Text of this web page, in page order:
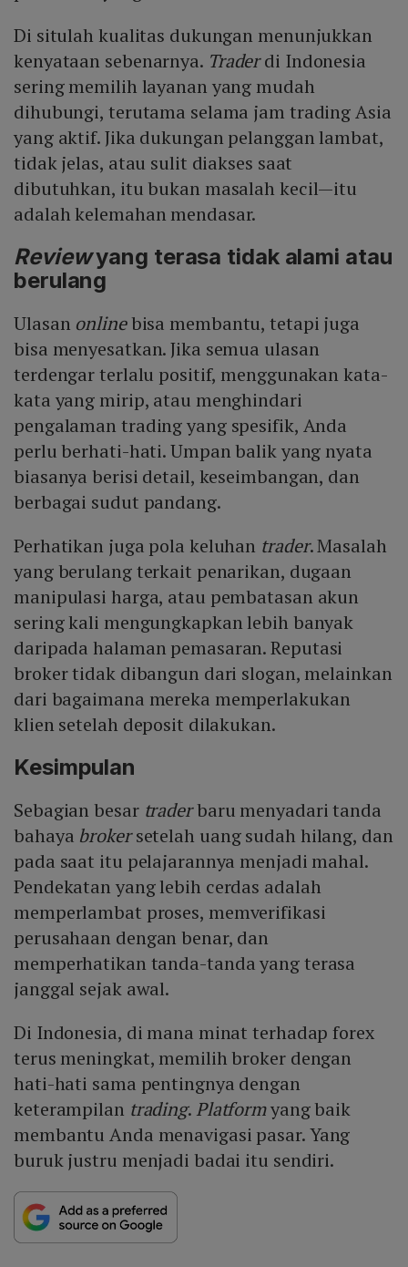
Di situlah kualitas dukungan menunjukkan
kenyataan sebenarnya. Traderdi Indonesia
sering memilih layanan yang mudah
dihubungi, terutama selama jam trading Asia
yang aktif. Jika dukungan pelanggan lambat,
tidak jelas, atau sulit diakses saat
dibutuhkan, itu bukan masalah kecil—itu
adalah kelemahan mendasar.
Reviewyang terasa tidak alami atau
berulang
Ulasan onlinebisa membantu, tetapi juga
bisa menyesatkan. Jika semua ulasan
terdengar terlalu positif, menggunakan kata-
kata yang mirip, atau menghindari
pengalaman trading yang spesifik, Anda
perlu berhati-hati. Umpan balik yang nyata
biasanya berisi detail, keseimbangan, dan
berbagai sudut pandang.
Perhatikan juga pola keluhan trader. Masalah
yang berulang terkait penarikan, dugaan
manipulasi harga, atau pembatasan akun
sering kali mengungkapkan lebih banyak
daripada halaman pemasaran. Reputasi
broker tidak dibangun dari slogan, melainkan
dari bagaimana mereka memperlakukan
klien setelah deposit dilakukan.
Kesimpulan
Sebagian besar traderbaru menyadari tanda
bahaya brokersetelah uang sudah hilang, dan
pada saat itu pelajarannya menjadi mahal.
Pendekatan yang lebih cerdas adalah
memperlambat proses, memverifikasi
perusahaan dengan benar, dan
memperhatikan tanda-tanda yang terasa
janggal sejak awal.
Di Indonesia, di mana minat terhadap forex
terus meningkat, memilih broker dengan
hati-hati sama pentingnya dengan
keterampilan trading. Platformyang baik
membantu Anda menavigasi pasar. Yang
buruk justru menjadi badai itu sendiri.